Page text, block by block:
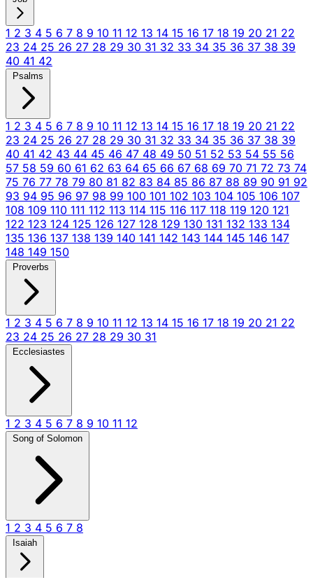
1 2 3 4 5 6 7 8 9 10 11 12 13 14 15 16 17 18 19 20 21 22
23 24 25 26 27 28 29 30 31 32 33 34 35 36 37 38 39
40 41 42
Psalms
1 2 3 4 5 6 7 8 9 10 11 12 13 14 15 16 17 18 19 20 21 22
23 24 25 26 27 28 29 30 31 32 33 34 35 36 37 38 39
40 41 42 43 44 45 46 47 48 49 50 51 52 53 54 55 56
57 58 59 60 61 62 63 64 65 66 67 68 69 70 71 72 73 74
75 76 77 78 79 80 81 82 83 84 85 86 87 88 89 90 91 92
93 94 95 96 97 98 99 100 101 102 103 104 105 106 107
108 109 110 111 112 113 114 115 116 117 118 119 120 121
122 123 124 125 126 127 128 129 130 131 132 133 134
135 136 137 138 139 140 141 142 143 144 145 146 147
148 149 150
Proverbs
1 2 3 4 5 6 7 8 9 10 11 12 13 14 15 16 17 18 19 20 21 22
23 24 25 26 27 28 29 30 31
Ecclesiastes
1 2 3 4 5 6 7 8 9 10 11 12
Song of Solomon
1 2 3 4 5 6 7 8
Isaiah